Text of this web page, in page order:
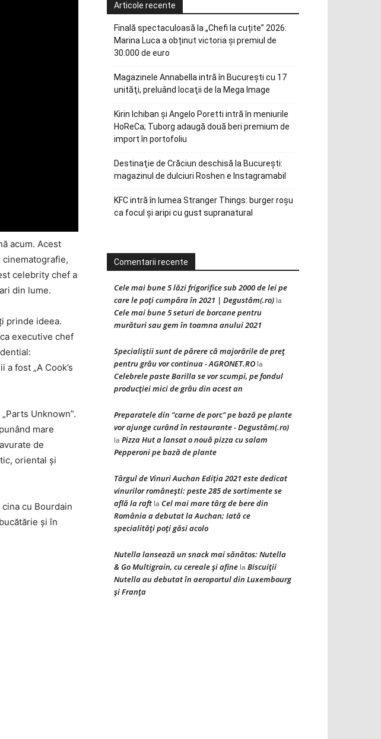
acum. Acest
cinematografie,
celebrity chef a
din lume.
prinde ideea.
executive chef
fost „A Cook’s
Unknown”.
mare
de
oriental şi
cu Bourdain
şi în
Articole recente
Finală spectaculoasă la „Chefi la cuțite” 2026:
Marina Luca a obținut victoria și premiul de
30.000 de euro
Magazinele Annabella intră în Bucureşti cu 17
unităţi, preluând locaţii de la Mega Image
Kirin Ichiban și Angelo Poretti intră în meniurile
HoReCa; Tuborg adaugă două beri premium de
import în portofoliu
Destinaţie de Crăciun deschisă la Bucureşti:
magazinul de dulciuri Roshen e Instagramabil
KFC intră în lumea Stranger Things: burger roșu
ca focul și aripi cu gust supranatural
Comentarii recente
Cele mai bune 5 lăzi frigorifice sub 2000 de lei pe
care le poți cumpăra în 2021 | Degustăm(.ro) la
Cele mai bune 5 seturi de borcane pentru
murături sau gem în toamna anului 2021
Specialiștii sunt de părere că majorările de preț
pentru grâu vor continua - AGRONET.RO la
Celebrele paste Barilla se vor scumpi, pe fondul
producției mici de grâu din acest an
Preparatele din "carne de porc" pe bază pe plante
vor ajunge curând în restaurante - Degustăm(.ro)
la Pizza Hut a lansat o nouă pizza cu salam
Pepperoni pe bază de plante
Târgul de Vinuri Auchan Ediţia 2021 este dedicat
vinurilor româneşti: peste 285 de sortimente se
află la raft la Cel mai mare târg de bere din
România a debutat la Auchan; Iată ce
specialităţi poţi găsi acolo
Nutella lansează un snack mai sănătos: Nutella
& Go Multigrain, cu cereale şi afine la Biscuiţii
Nutella au debutat în aeroportul din Luxembourg
şi Franţa